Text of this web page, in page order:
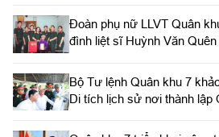
Đoàn phụ nữ LLVT Quân
đình liệt sĩ Huỳnh Văn Quên
Bộ Tư lệnh Quân khu 7
Di tích lịch sử nơi thành lập